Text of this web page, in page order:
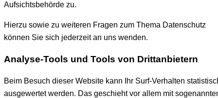
Aufsichtsbehörde zu.
Hierzu sowie zu weiteren Fragen zum Thema Datenschutz
können Sie sich jederzeit an uns wenden.
Analyse-Tools und Tools von Dritt­anbietern
Beim Besuch dieser Website kann Ihr Surf-Verhalten
ausgewertet werden. Das geschieht vor allem mit